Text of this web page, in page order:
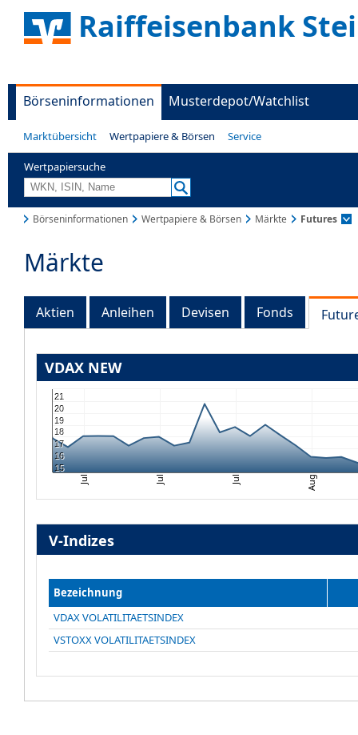
Raiffeisenbank
Börseninformationen Musterdepot/Watchlist
Marktübersicht Wertpapiere & Börsen Service
Wertpapiersuche
Börseninformationen Wertpapiere & Börsen Märkte Futures
Märkte
Aktien Anleihen Devisen Fonds
VDAX NEW
Jul Jul Jul Aug
15
16
17
18
19
20
21
V-Indizes
Bezeichnung
VDAX VOLATILITAETSINDEX
VSTOXX VOLATILITAETSINDEX